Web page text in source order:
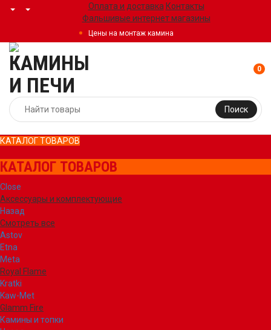
Оплата и доставка Контакты
Фальшивые интернет магазины
Цены на монтаж камина
Поиск
0
КАТАЛОГ ТОВАРОВ
КАТАЛОГ ТОВАРОВ
Close
Аксессуары и комплектующие
Назад
Смотреть все
Astov
Etna
Meta
Royal Flame
Kratki
Kaw-Met
Glamm Fire
Камины и топки